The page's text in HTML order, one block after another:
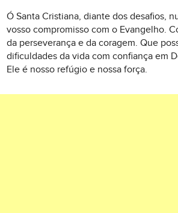
Ó Santa Cristiana, diante dos desafios,
vosso compromisso com o Evangelho.
da perseverança e da coragem. Que
dificuldades da vida com confiança em
Ele é nosso refúgio e nossa força.